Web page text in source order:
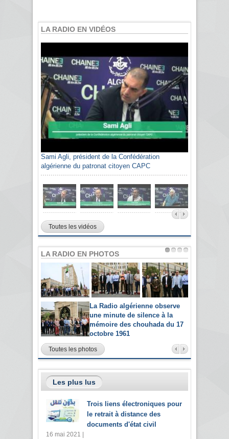
LA RADIO EN VIDÉOS
Sami Agli, président de la Confédération
algérienne du patronat citoyen CAPC
Toutes les vidéos
LA RADIO EN PHOTOS
La Radio algérienne observe
une minute de silence à la
mémoire des chouhada du 17
octobre 1961
Toutes les photos
Les plus lus
Trois liens électroniques pour
le retrait à distance des
documents d'état civil
16 mai 2021 |